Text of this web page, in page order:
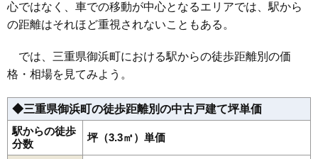
心ではなく、車での移動が中心となるエリアでは、駅から
の距離はそれほど重視されないこともある。
では、三重県御浜町における駅からの徒歩距離別の価
格・相場を見てみよう。
◆三重県御浜町の徒歩距離別の中古戸建て坪単価
駅からの徒歩
分数
坪（3.3㎡）単価